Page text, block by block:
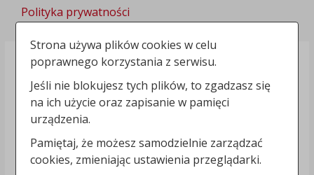
Polityka prywatności
Strona używa plików cookies w celu
poprawnego korzystania z serwisu.
Jeśli nie blokujesz tych plików, to zgadzasz się
na ich użycie oraz zapisanie w pamięci
urządzenia.
Pamiętaj, że możesz samodzielnie zarządzać
cookies, zmieniając ustawienia przeglądarki.